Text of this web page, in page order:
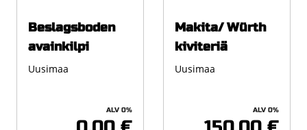
Beslagsboden
avainkilpi
Uusimaa
ALV 0%
Makita/ Würth
kiviteriä
Uusimaa
ALV 0%